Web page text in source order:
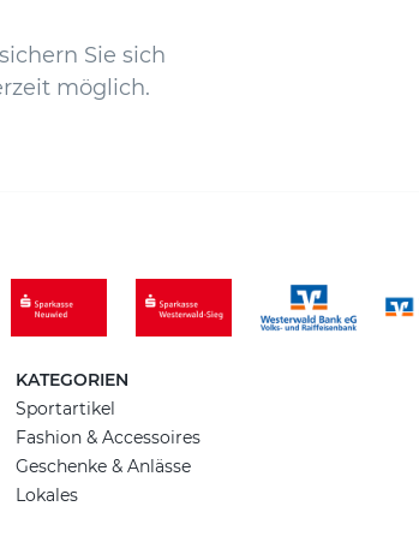
Sie sich
möglich.
KATEGORIEN
Sportartikel
Fashion & Accessoires
Geschenke & Anlässe
Lokales